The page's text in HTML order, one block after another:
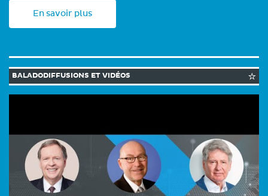
En savoir plus
BALADODIFFUSIONS ET VIDÉOS